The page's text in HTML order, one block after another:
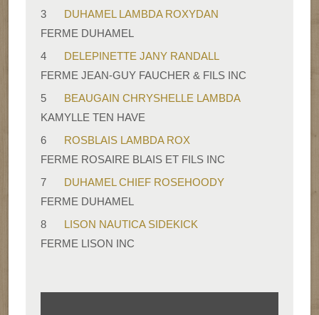
3
DUHAMEL LAMBDA ROXYDAN
FERME DUHAMEL
4
DELEPINETTE JANY RANDALL
FERME JEAN-GUY FAUCHER & FILS INC
5
BEAUGAIN CHRYSHELLE LAMBDA
KAMYLLE TEN HAVE
6
ROSBLAIS LAMBDA ROX
FERME ROSAIRE BLAIS ET FILS INC
7
DUHAMEL CHIEF ROSEHOODY
FERME DUHAMEL
8
LISON NAUTICA SIDEKICK
FERME LISON INC